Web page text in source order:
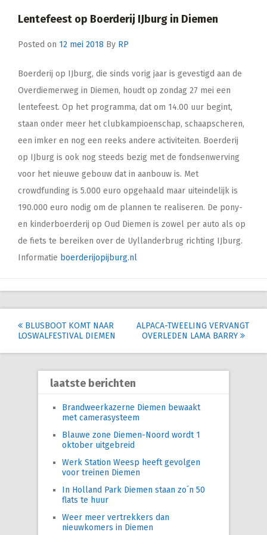
Lentefeest op Boerderij IJburg in Diemen
Posted on 12 mei 2018 By RP
Boerderij op IJburg, die sinds vorig jaar is gevestigd aan de
Overdiemerweg in Diemen, houdt op zondag 27 mei een
lentefeest. Op het programma, dat om 14.00 uur begint,
staan onder meer het clubkampioenschap, schaapscheren,
een imker en nog een reeks andere activiteiten. Boerderij
op IJburg is ook nog steeds bezig met de fondsenwerving
voor het nieuwe gebouw dat in aanbouw is. Met
crowdfunding is 5.000 euro opgehaald maar uiteindelijk is
190.000 euro nodig om de plannen te realiseren. De pony-
en kinderboerderij op Oud Diemen is zowel per auto als op
de fiets te bereiken over de Uyllanderbrug richting IJburg.
Informatie boerderijopijburg.nl
Post
BLUSBOOT KOMT NAAR
LOSWALFESTIVAL DIEMEN
ALPACA-TWEELING VERVANGT
OVERLEDEN LAMA BARRY
laatste berichten
Brandweerkazerne Diemen bewaakt
met camerasysteem
Blauwe zone Diemen-Noord wordt 1
oktober uitgebreid
Werk Station Weesp heeft gevolgen
voor treinen Diemen
In Holland Park Diemen staan zo´n 50
flats te huur
Weer meer vertrekkers dan
nieuwkomers in Diemen